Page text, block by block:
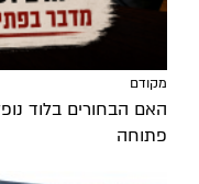
מקודם
האם הבחורים בלוד
פתוחה